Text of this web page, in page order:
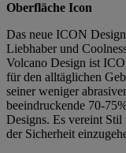
Oberfläche Icon
Das neue ICON
Liebhaber und
Volcano Design ist
für den alltäglichen
seiner weniger
beeindruckende 70-
Designs. Es vereint
der Sicherheit